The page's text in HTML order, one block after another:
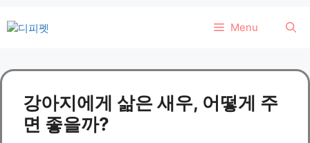
텐
로
건
Menu
강아지에게 삶은 새우, 어떻게 주
면 좋을까?